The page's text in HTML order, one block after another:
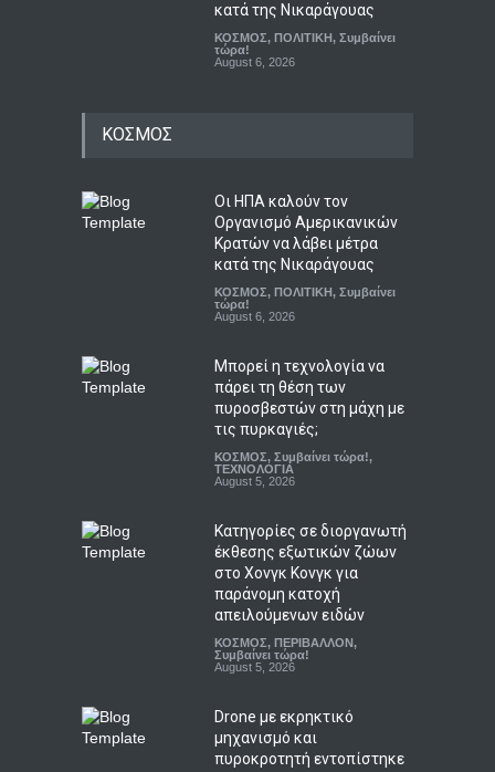
κατά της Νικαράγουας
ΚΟΣΜΟΣ, ΠΟΛΙΤΙΚΗ, Συμβαίνει
τώρα!
August 6, 2026
ΚΟΣΜΟΣ
Οι ΗΠΑ καλούν τον
Οργανισμό Αμερικανικών
Κρατών να λάβει μέτρα
κατά της Νικαράγουας
ΚΟΣΜΟΣ, ΠΟΛΙΤΙΚΗ, Συμβαίνει
τώρα!
August 6, 2026
Μπορεί η τεχνολογία να
πάρει τη θέση των
πυροσβεστών στη μάχη με
τις πυρκαγιές;
ΚΟΣΜΟΣ, Συμβαίνει τώρα!,
ΤΕΧΝΟΛΟΓΙΑ
August 5, 2026
Κατηγορίες σε διοργανωτή
έκθεσης εξωτικών ζώων
στο Χονγκ Κονγκ για
παράνομη κατοχή
απειλούμενων ειδών
ΚΟΣΜΟΣ, ΠΕΡΙΒΑΛΛΟΝ,
Συμβαίνει τώρα!
August 5, 2026
Drone με εκρηκτικό
μηχανισμό και
πυροκροτητή εντοπίστηκε